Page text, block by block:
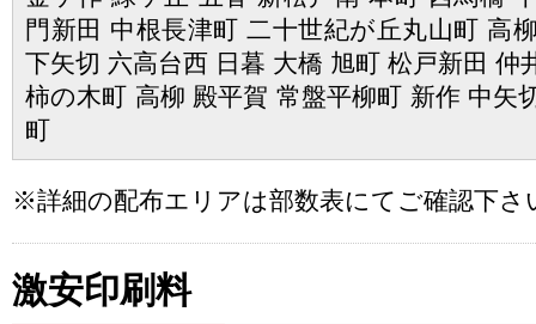
門新田 中根長津町 二十世紀が丘丸山町 高
下矢切 六高台西 日暮 大橋 旭町 松戸新田 仲
柿の木町 高柳 殿平賀 常盤平柳町 新作 中矢
町
※詳細の配布エリアは部数表にてご確認下さ
激安印刷料